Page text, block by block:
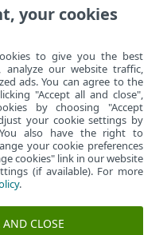
局部遷移至
your cookies
to give you the best
analyze our website traffic,
ads. You can agree to the
"Accept all and close",
by choosing "Accept
your cookie settings by
also have the right to
your cookie preferences
cookies" link in our website
(if available). For more
.
AND CLOSE